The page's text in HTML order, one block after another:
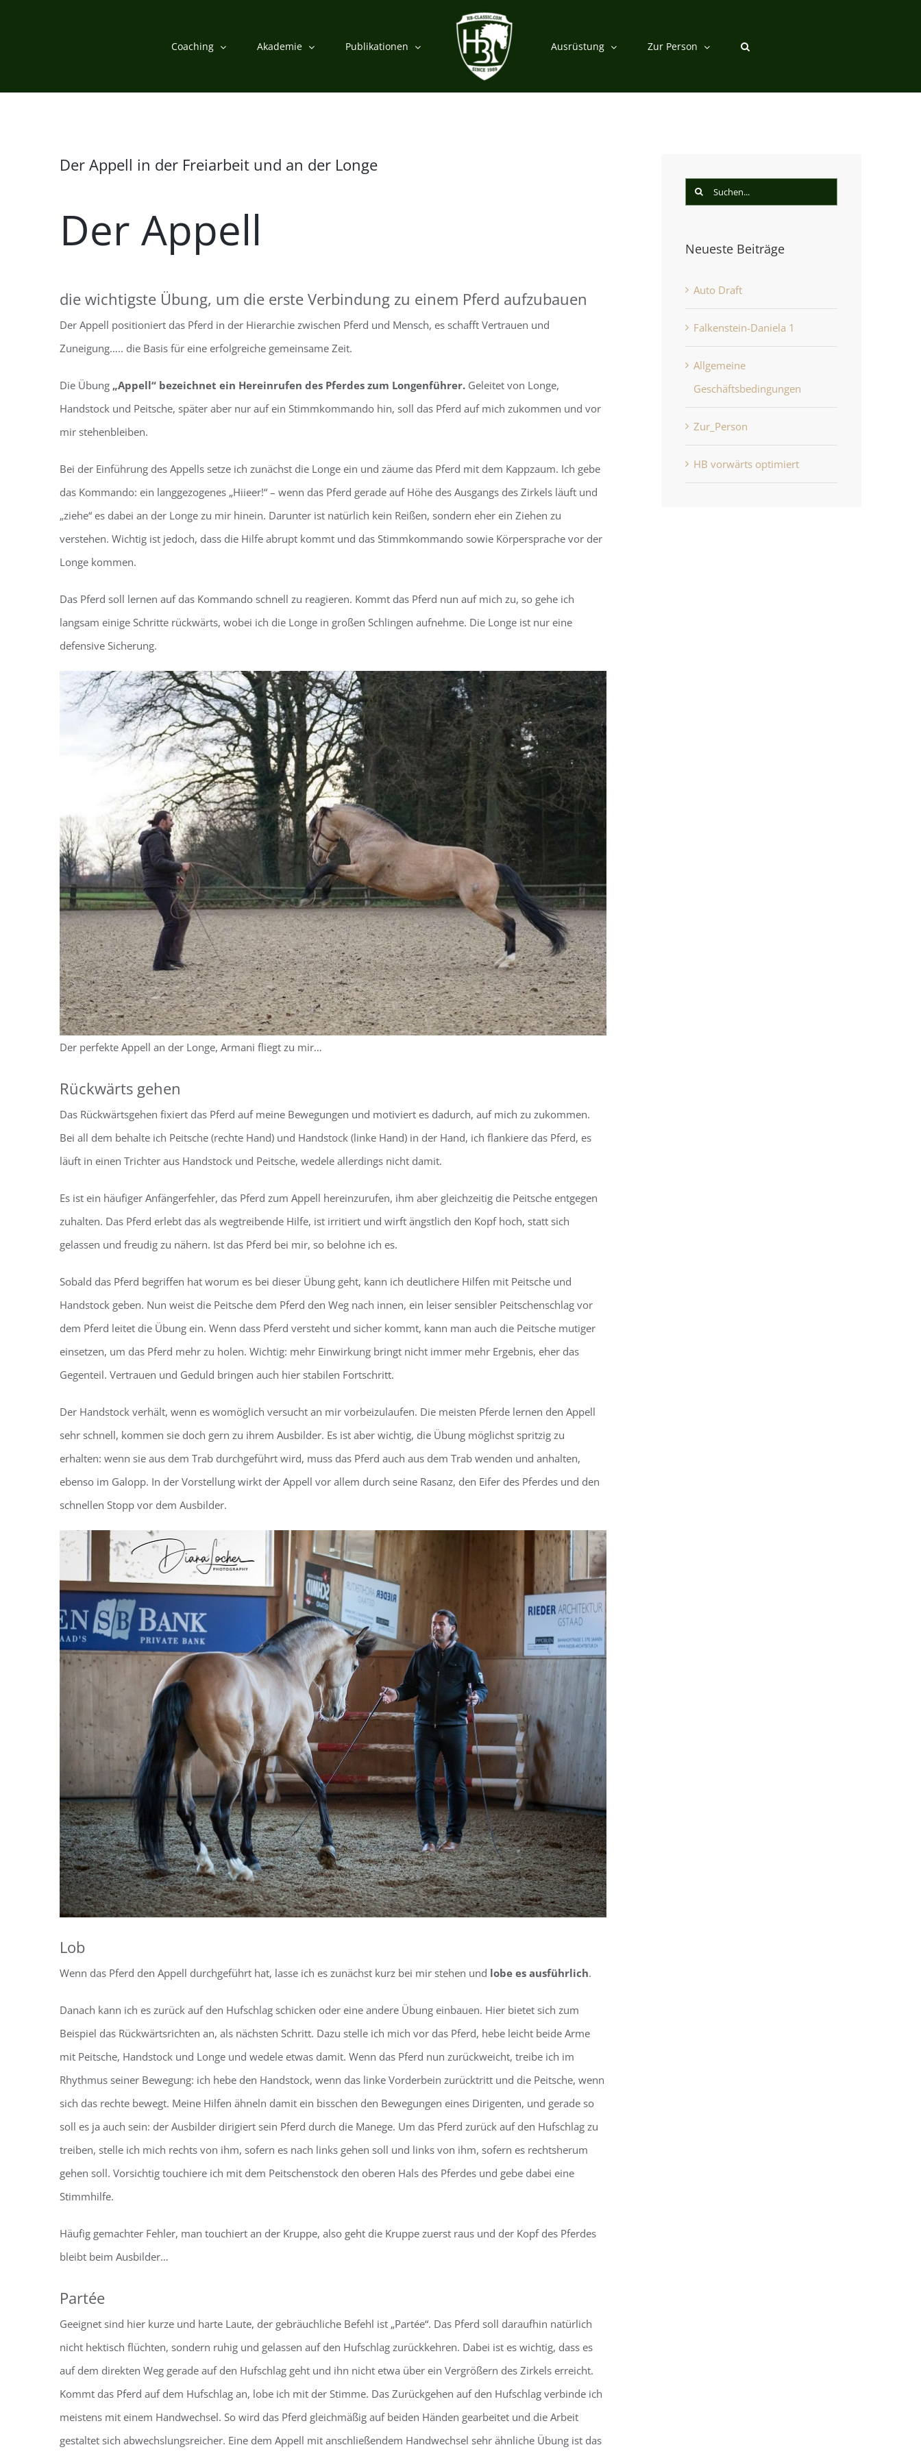
Coaching Akademie Publikationen Ausrüstung Zur Person
Der Appell in der Freiarbeit und an der Longe
Der Appell
die wichtigste Übung, um die erste Verbindung zu einem Pferd aufzubauen
Der Appell positioniert das Pferd in der Hierarchie zwischen Pferd und Mensch, es schafft Vertrauen und
Zuneigung….. die Basis für eine erfolgreiche gemeinsame Zeit.
Die Übung „Appell“ bezeichnet ein Hereinrufen des Pferdes zum Longenführer. Geleitet von Longe,
Handstock und Peitsche, später aber nur auf ein Stimmkommando hin, soll das Pferd auf mich zukommen und vor
mir stehenbleiben.
Bei der Einführung des Appells setze ich zunächst die Longe ein und zäume das Pferd mit dem Kappzaum. Ich gebe
das Kommando: ein langgezogenes „Hiieer!“ – wenn das Pferd gerade auf Höhe des Ausgangs des Zirkels läuft und
„ziehe“ es dabei an der Longe zu mir hinein. Darunter ist natürlich kein Reißen, sondern eher ein Ziehen zu
verstehen. Wichtig ist jedoch, dass die Hilfe abrupt kommt und das Stimmkommando sowie Körpersprache vor der
Longe kommen.
Das Pferd soll lernen auf das Kommando schnell zu reagieren. Kommt das Pferd nun auf mich zu, so gehe ich
langsam einige Schritte rückwärts, wobei ich die Longe in großen Schlingen aufnehme. Die Longe ist nur eine
defensive Sicherung.
Der perfekte Appell an der Longe, Armani fliegt zu mir…
Rückwärts gehen
Das Rückwärtsgehen fixiert das Pferd auf meine Bewegungen und motiviert es dadurch, auf mich zu zukommen.
Bei all dem behalte ich Peitsche (rechte Hand) und Handstock (linke Hand) in der Hand, ich flankiere das Pferd, es
läuft in einen Trichter aus Handstock und Peitsche, wedele allerdings nicht damit.
Es ist ein häufiger Anfängerfehler, das Pferd zum Appell hereinzurufen, ihm aber gleichzeitig die Peitsche entgegen
zuhalten. Das Pferd erlebt das als wegtreibende Hilfe, ist irritiert und wirft ängstlich den Kopf hoch, statt sich
gelassen und freudig zu nähern. Ist das Pferd bei mir, so belohne ich es.
Sobald das Pferd begriffen hat worum es bei dieser Übung geht, kann ich deutlichere Hilfen mit Peitsche und
Handstock geben. Nun weist die Peitsche dem Pferd den Weg nach innen, ein leiser sensibler Peitschenschlag vor
dem Pferd leitet die Übung ein. Wenn dass Pferd versteht und sicher kommt, kann man auch die Peitsche mutiger
einsetzen, um das Pferd mehr zu holen. Wichtig: mehr Einwirkung bringt nicht immer mehr Ergebnis, eher das
Gegenteil. Vertrauen und Geduld bringen auch hier stabilen Fortschritt.
Der Handstock verhält, wenn es womöglich versucht an mir vorbeizulaufen. Die meisten Pferde lernen den Appell
sehr schnell, kommen sie doch gern zu ihrem Ausbilder. Es ist aber wichtig, die Übung möglichst spritzig zu
erhalten: wenn sie aus dem Trab durchgeführt wird, muss das Pferd auch aus dem Trab wenden und anhalten,
ebenso im Galopp. In der Vorstellung wirkt der Appell vor allem durch seine Rasanz, den Eifer des Pferdes und den
schnellen Stopp vor dem Ausbilder.
Lob
Wenn das Pferd den Appell durchgeführt hat, lasse ich es zunächst kurz bei mir stehen und lobe es ausführlich.
Danach kann ich es zurück auf den Hufschlag schicken oder eine andere Übung einbauen. Hier bietet sich zum
Beispiel das Rückwärtsrichten an, als nächsten Schritt. Dazu stelle ich mich vor das Pferd, hebe leicht beide Arme
mit Peitsche, Handstock und Longe und wedele etwas damit. Wenn das Pferd nun zurückweicht, treibe ich im
Rhythmus seiner Bewegung: ich hebe den Handstock, wenn das linke Vorderbein zurücktritt und die Peitsche, wenn
sich das rechte bewegt. Meine Hilfen ähneln damit ein bisschen den Bewegungen eines Dirigenten, und gerade so
soll es ja auch sein: der Ausbilder dirigiert sein Pferd durch die Manege. Um das Pferd zurück auf den Hufschlag zu
treiben, stelle ich mich rechts von ihm, sofern es nach links gehen soll und links von ihm, sofern es rechtsherum
gehen soll. Vorsichtig touchiere ich mit dem Peitschenstock den oberen Hals des Pferdes und gebe dabei eine
Stimmhilfe.
Häufig gemachter Fehler, man touchiert an der Kruppe, also geht die Kruppe zuerst raus und der Kopf des Pferdes
bleibt beim Ausbilder…
Partée
Geeignet sind hier kurze und harte Laute, der gebräuchliche Befehl ist „Partée“. Das Pferd soll daraufhin natürlich
nicht hektisch flüchten, sondern ruhig und gelassen auf den Hufschlag zurückkehren. Dabei ist es wichtig, dass es
auf dem direkten Weg gerade auf den Hufschlag geht und ihn nicht etwa über ein Vergrößern des Zirkels erreicht.
Kommt das Pferd auf dem Hufschlag an, lobe ich mit der Stimme. Das Zurückgehen auf den Hufschlag verbinde ich
meistens mit einem Handwechsel. So wird das Pferd gleichmäßig auf beiden Händen gearbeitet und die Arbeit
gestaltet sich abwechslungsreicher. Eine dem Appell mit anschließendem Handwechsel sehr ähnliche Übung ist das
Suche
Neueste Beiträge
Auto Draft
Falkenstein-Daniela 1
Allgemeine
Geschäftsbedingungen
Zur_Person
HB vorwärts optimiert